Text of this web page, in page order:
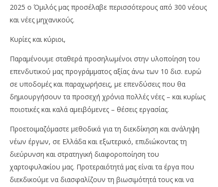
2025 ο Όμιλός μας προσέλαβε περισσότερους από 300 νέους
και νέες μηχανικούς.
Κυρίες και κύριοι,
Παραμένουμε σταθερά προσηλωμένοι στην υλοποίηση του
επενδυτικού μας προγράμματος αξίας άνω των 10 δισ. ευρώ
σε υποδομές και παραχωρήσεις, με επενδύσεις που θα
δημιουργήσουν τα προσεχή χρόνια πολλές νέες – και κυρίως
ποιοτικές και καλά αμειβόμενες – θέσεις εργασίας.
Προετοιμαζόμαστε μεθοδικά για τη διεκδίκηση και ανάληψη
νέων έργων, σε Ελλάδα και εξωτερικό, επιδιώκοντας τη
διεύρυνση και στρατηγική διαφοροποίηση του
χαρτοφυλακίου μας. Προτεραιότητά μας είναι τα έργα που
διεκδικούμε να διασφαλίζουν τη βιωσιμότητά τους και να